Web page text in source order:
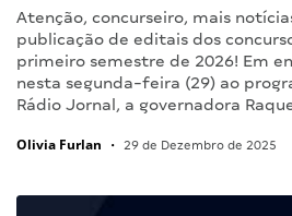
Atenção, concurseiro, mais
publicação de editais dos
primeiro semestre de 2026! Em
nesta segunda-feira (29) ao
Rádio Jornal, a governadora
Olivia Furlan • 29 de Dezembro de 2025